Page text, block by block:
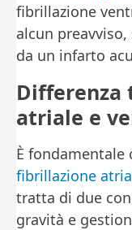
fibrillazione
alcun
da un infarto
atriale e
È fondamentale
fibrillazione
tratta di due
gravità e